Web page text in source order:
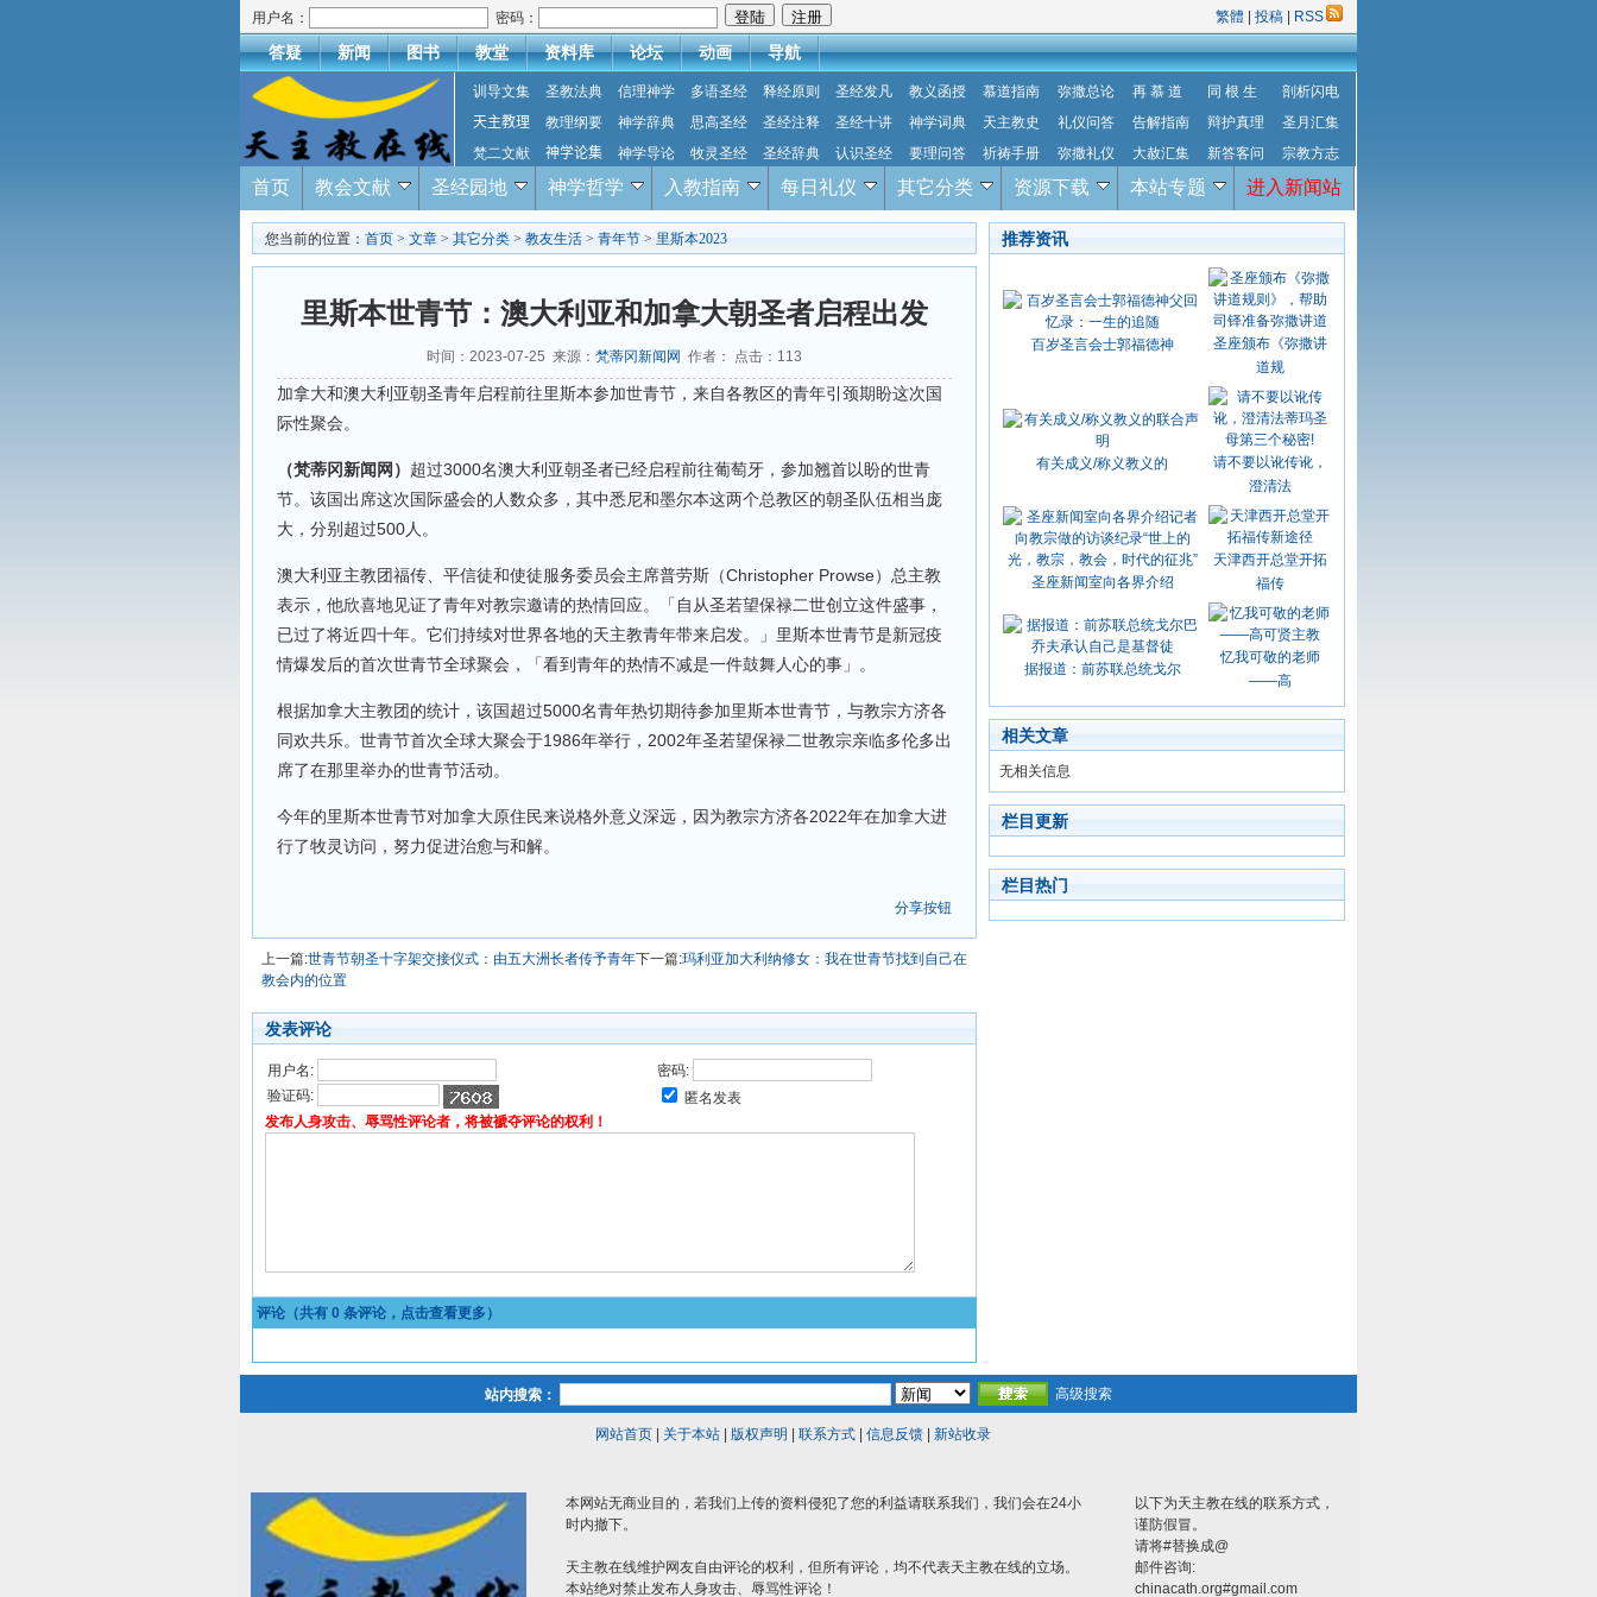
用户名： 密码： 繁體 投稿 RSS
答疑 新闻 图书 教堂 资料库 论坛 动画 导航
训导文集 圣教法典 信理神学 多语圣经 释经原则 圣经发凡 教义函授 慕道指南 弥撒总论 再 慕 道 同 根 生
剖析闪电
天主教理
教理纲要 神学辞典 思高圣经 圣经注释 圣经十讲 神学词典 天主教史 礼仪问答 告解指南 辩护真理
圣月汇集
梵二文献
神学论集 神学导论 牧灵圣经 圣经辞典 认识圣经 要理问答 祈祷手册 弥撒礼仪 大赦汇集 新答客问 宗教方志
首页 教会文献 圣经园地 神学哲学 入教指南 每日礼仪 其它分类 资源下载 本站专题 进入新闻站
您当前的位置： 首页 > 文章 > 其它分类 > 教友生活 > 青年节 > 里斯本2023
里斯本世青节：澳大利亚和加拿大朝圣者启程出发
时间：2023-07-25 来源： 梵蒂冈新闻网 作者： 点击： 113
加拿大和澳大利亚朝圣青年启程前往里斯本参加世青节，来自各教区的青年引颈期盼这次国
际性聚会。
（梵蒂冈新闻网） 超过3000名澳大利亚朝圣者已经启程前往葡萄牙，参加翘首以盼的世青
节。该国出席这次国际盛会的人数众多，其中悉尼和墨尔本这两个总教区的朝圣队伍相当庞
大，分别超过500人。
澳大利亚主教团福传、平信徒和使徒服务委员会主席普劳斯（Christopher Prowse）总主教
表示，他欣喜地见证了青年对教宗邀请的热情回应。「自从圣若望保禄二世创立这件盛事，
已过了将近四十年。它们持续对世界各地的天主教青年带来启发。」里斯本世青节是新冠疫
情爆发后的首次世青节全球聚会，「看到青年的热情不减是一件鼓舞人心的事」。
根据加拿大主教团的统计，该国超过5000名青年热切期待参加里斯本世青节，与教宗方济各
同欢共乐。世青节首次全球大聚会于1986年举行，2002年圣若望保禄二世教宗亲临多伦多出
席了在那里举办的世青节活动。
今年的里斯本世青节对加拿大原住民来说格外意义深远，因为教宗方济各2022年在加拿大进
行了牧灵访问，努力促进治愈与和解。
分享按钮
上一篇:世青节朝圣十字架交接仪式：由五大洲长者传予青年下一篇:玛利亚加大利纳修女：我在世青节找到自己在
教会内的位置
发表评论
用户名:
密码:
验证码:
匿名发表
发布人身攻击、辱骂性评论者，将被褫夺评论的权利！
评论（共有 0 条评论，点击查看更多）
推荐资讯
百岁圣言会士郭福德神
圣座颁布《弥撒讲
道规
有关成义/称义教义的
请不要以讹传讹，
澄清法
圣座新闻室向各界介绍
天津西开总堂开拓
福传
据报道：前苏联总统戈尔
忆我可敬的老师
——高
相关文章
无相关信息
栏目更新
栏目热门
站内搜索： 高级搜索
网站首页| 关于本站| 版权声明 联系方式| 信息反馈| 新站收录
本网站无商业目的，若我们上传的资料侵犯了您的利益请联系我们，我们会在24小
时内撤下。
天主教在线维护网友自由评论的权利，但所有评论，均不代表天主教在线的立场。
本站绝对禁止发布人身攻击、辱骂性评论！
以下为天主教在线的联系方式，
谨防假冒。
请将#替换成@
邮件咨询:
chinacath.org#gmail.com